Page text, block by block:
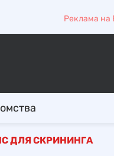
Реклама на
ДЛЯ СКРИНИНГА